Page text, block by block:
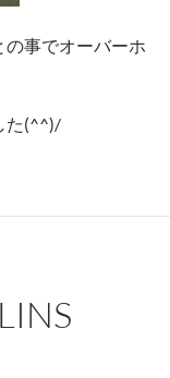
事でオーバーホ
た(^^)/